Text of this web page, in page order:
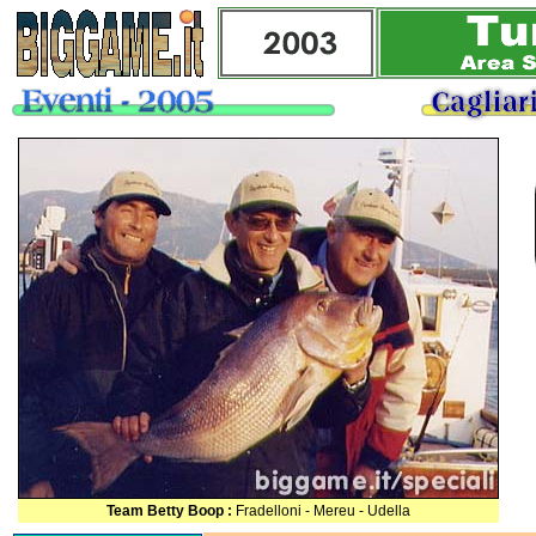
Team Betty Boop : Fradelloni - Mereu - Udella